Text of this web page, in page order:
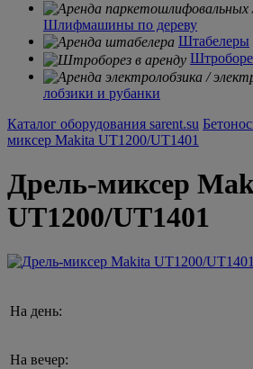
Шлифмашины по дереву
Штабелеры
лобзики и рубанки
Каталог оборудования sarent.su
миксер Makita UT1200/UT1401
Дрель-миксер
UT1200/UT1401
На день:
На вечер: